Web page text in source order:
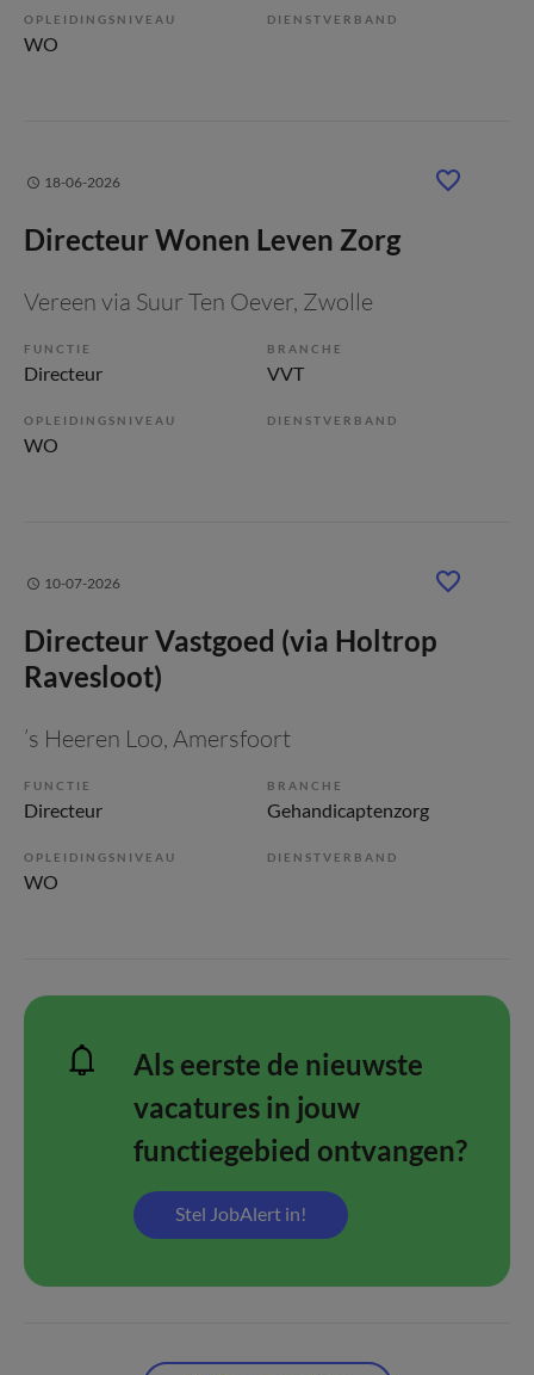
OPLEIDINGSNIVEAU
WO
DIENSTVERBAND
18-06-2026
Directeur Wonen Leven Zorg
Vereen via Suur Ten Oever, Zwolle
FUNCTIE
Directeur
BRANCHE
VVT
OPLEIDINGSNIVEAU
WO
DIENSTVERBAND
10-07-2026
Directeur Vastgoed (via Holtrop
Ravesloot)
’s Heeren Loo, Amersfoort
FUNCTIE
Directeur
BRANCHE
Gehandicaptenzorg
OPLEIDINGSNIVEAU
WO
DIENSTVERBAND
Als eerste de nieuwste
vacatures in jouw
functiegebied ontvangen?
Stel JobAlert in!